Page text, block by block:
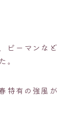
ピーマンなど
。
特有の強風が